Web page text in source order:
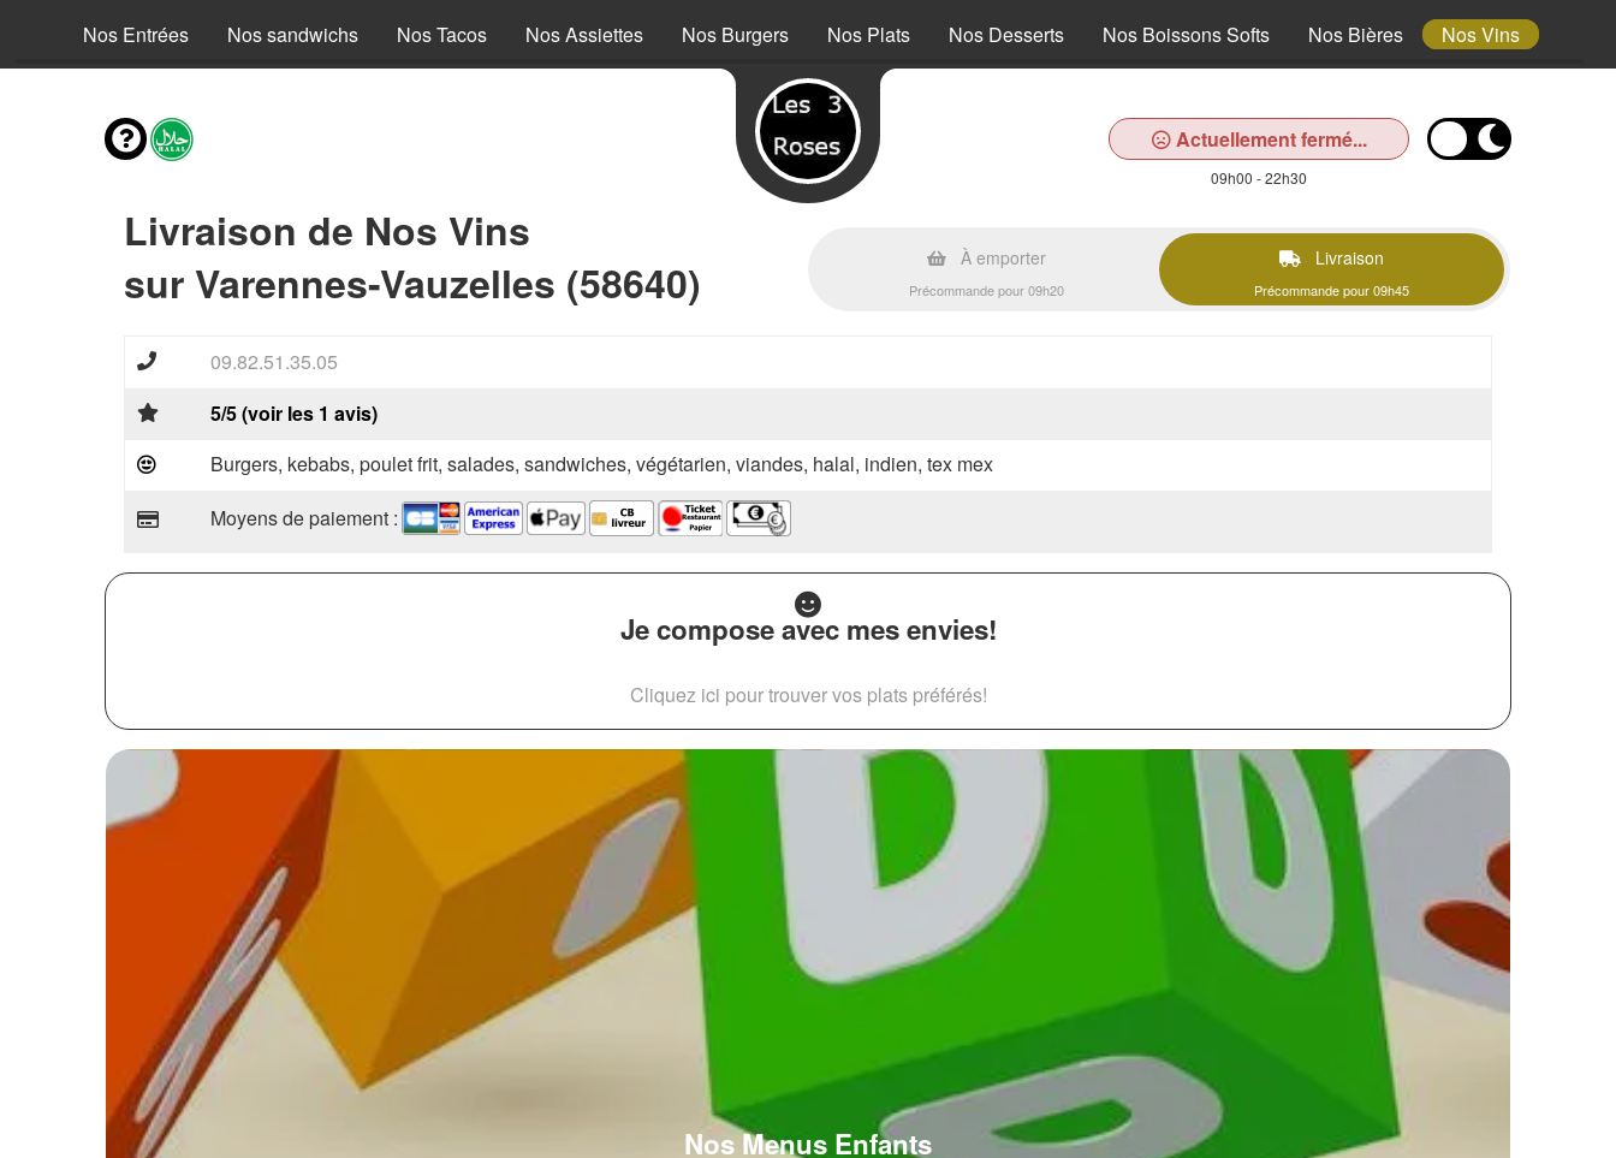
Nos Entrées Nos sandwichs Nos Tacos Nos Assiettes Nos Burgers Nos Plats Nos Desserts Nos Boissons Softs Nos Bières Nos Vins
Actuellement fermé...
09h00 - 22h30
Livraison de Nos Vins
sur Varennes-Vauzelles (58640)
À emporter
Précommande pour 09h20
Livraison
Précommande pour 09h45
09.82.51.35.05
5/5 (voir les 1 avis)
Burgers, kebabs, poulet frit, salades, sandwiches, végétarien, viandes, halal, indien, tex mex
Moyens de paiement :
Je compose avec mes envies!
Cliquez ici pour trouver vos plats préférés!
Nos Menus Enfants